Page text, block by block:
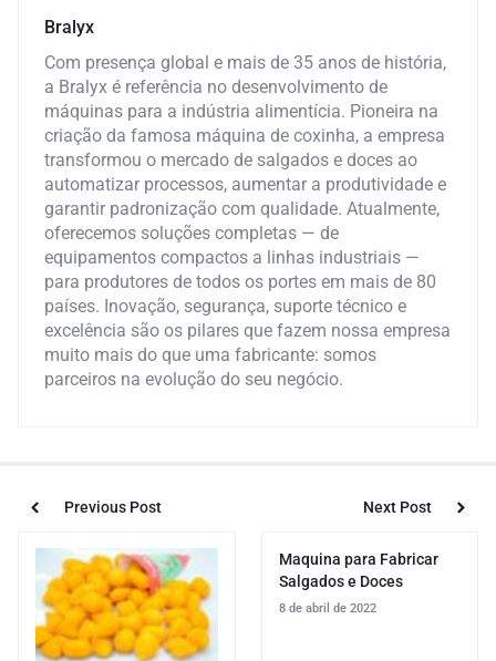
Bralyx
Com presença global e mais de 35 anos de história,
a Bralyx é referência no desenvolvimento de
máquinas para a indústria alimentícia. Pioneira na
criação da famosa máquina de coxinha, a empresa
transformou o mercado de salgados e doces ao
automatizar processos, aumentar a produtividade e
garantir padronização com qualidade. Atualmente,
oferecemos soluções completas — de
equipamentos compactos a linhas industriais —
para produtores de todos os portes em mais de 80
países. Inovação, segurança, suporte técnico e
excelência são os pilares que fazem nossa empresa
muito mais do que uma fabricante: somos
parceiros na evolução do seu negócio.
Previous Post Next Post
Maquina para Fabricar
Salgados e Doces
8 de abril de 2022